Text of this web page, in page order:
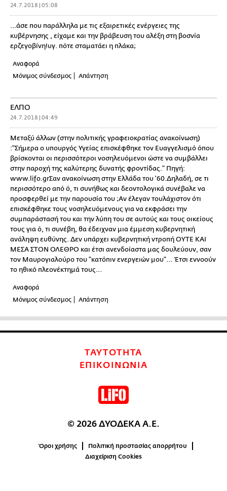
24.7.2018 | 05:08
...άσε που παράλληλα με τις εξαιρετικές ενέργειες της
κυβέρνησης , είχαμε και την βράβευση του αλέξη στη βοσνία
ερζεγοβίνη!υγ. πότε σταματάει η πλάκα;
Αναφορά
Μόνιμος σύνδεσμος
Απάντηση
ΕΛΠΟ
24.7.2018 | 04:49
Μεταξύ άλλων (στην πολιτικής γραφειοκρατίας ανακοίνωση)
:"Σήμερα ο υπουργός Υγείας επισκέφθηκε τον Ευαγγελισμό όπου
βρίσκονται οι περισσότεροι νοσηλευόμενοι ώστε να συμβάλλει
στην παροχή της καλύτερης δυνατής φροντίδας." Πηγή:
www.lifo.grΣαν ανακοίνωση στην Ελλάδα του '60.Δηλαδή, σε τι
περισσότερο από ό, τι συνήθως και δεοντολογικά συνέβαλε να
προσφερθεί με την παρουσία του ;Αν έλεγαν τουλάχιστον ότι
επισκέφθηκε τους νοσηλευόμενους για να εκφράσει την
συμπαράστασή του και την λύπη του σε αυτούς και τους οικείους
τους για ό, τι συνέβη, θα έδειχναν μια έμμεση κυβερνητική
ανάληψη ευθύνης. Δεν υπάρχει κυβερνητική ντροπή ΟΥΤΕ ΚΑΙ
ΜΕΣΑ ΣΤΟΝ ΟΛΕΘΡΟ και έτσι ανενδοίαστα μας δουλεύουν, σαν
τον Μαυρογιαλούρο του "κατόπιν ενεργειών μου"... Έτσι εννοούν
το ηθικό πλεονέκτημά τους...
Αναφορά
Μόνιμος σύνδεσμος
Απάντηση
ΤΑΥΤΟΤΗΤΑ
ΕΠΙΚΟΙΝΩΝΙΑ
© 2026 ΔΥΟΔΕΚΑ Α.Ε.
Όροι χρήσης
Πολιτική προστασίας απορρήτου
Διαχείριση Cookies